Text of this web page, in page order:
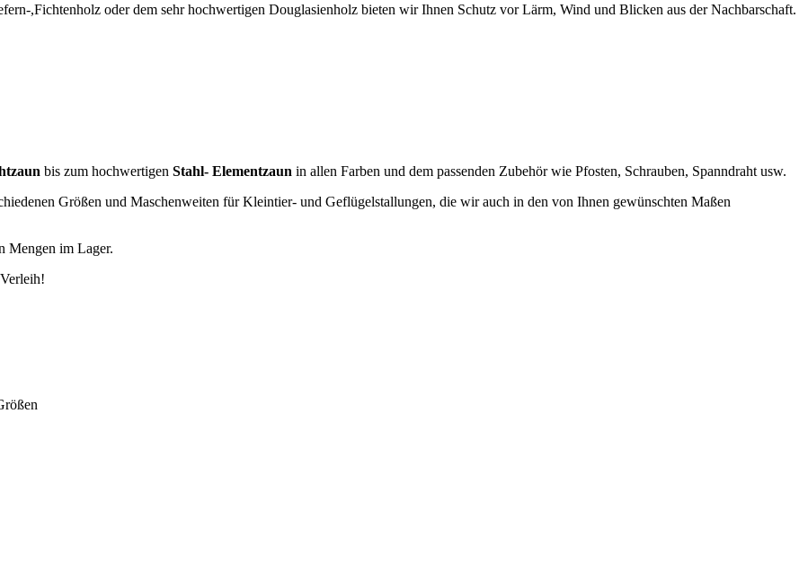
,Fichtenholz oder dem sehr hochwertigen Douglasienholz bieten wir Ihnen Schutz vor Lärm, Wind und Blicken aus der Nachbarschaft.
bis zum hochwertigen Stahl- Elementzaun in allen Farben und dem passenden Zubehör wie Pfosten, Schrauben, Spanndraht usw.
Größen und Maschenweiten für Kleintier- und Geflügelstallungen, die wir auch in den von Ihnen gewünschten Maßen
Mengen im Lager.